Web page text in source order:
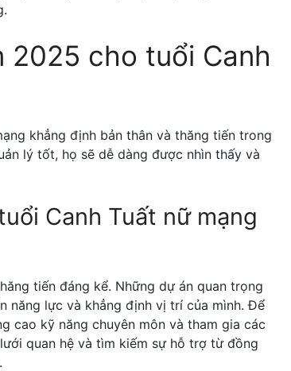
2025 cho tuổi Canh
khẳng định bản thân và thăng tiến trong
lý tốt, họ sẽ dễ dàng được nhìn thấy và
Canh Tuất nữ mạng
tiến đáng kể. Những dự án quan trọng
năng lực và khẳng định vị trí của mình. Để
cao kỹ năng chuyên môn và tham gia các
quan hệ và tìm kiếm sự hỗ trợ từ đồng